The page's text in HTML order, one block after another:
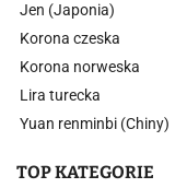
Jen (Japonia)
Korona czeska
Korona norweska
Lira turecka
Yuan renminbi (Chiny)
TOP KATEGORIE